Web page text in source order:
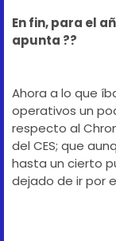
En fin, para el
apunta ??
Ahora a lo que
operativos un
respecto al
del CES; que
hasta un cierto
dejado de ir por